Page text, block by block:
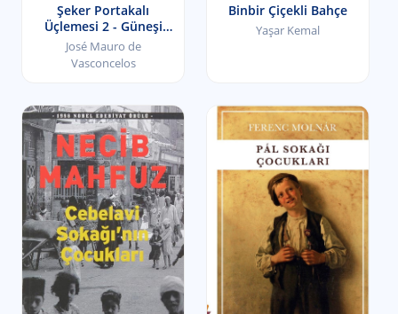
Şeker Portakalı
Üçlemesi 2 - Güneşi
Uyandıralım
José Mauro de
Vasconcelos
Binbir Çiçekli Bahçe
Yaşar Kemal